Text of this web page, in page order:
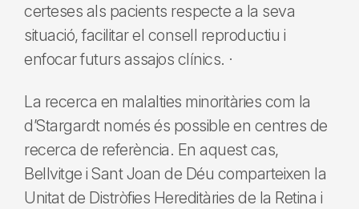
certeses als pacients respecte a la seva
situació, facilitar el consell reproductiu i
enfocar futurs assajos clínics. ·
La recerca en malalties minoritàries com la
d’Stargardt només és possible en centres de
recerca de referència. En aquest cas,
Bellvitge i Sant Joan de Déu comparteixen la
Unitat de Distròfies Hereditàries de la Retina i